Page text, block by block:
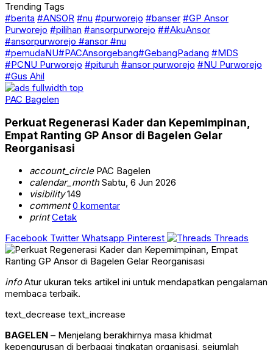
Trending Tags
#berita #ANSOR #nu #purworejo #banser #GP Ansor
Purworejo #pilihan #ansorpurworejo ##AkuAnsor
#ansorpurworejo #ansor #nu
#pemudaNU#PACAnsorgebang#GebangPadang #MDS
#PCNU Purworejo #pituruh #ansor purworejo #NU Purworejo
#Gus Ahil
PAC Bagelen
Perkuat Regenerasi Kader dan Kepemimpinan,
Empat Ranting GP Ansor di Bagelen Gelar
Reorganisasi
account_circlePAC Bagelen
calendar_monthSabtu, 6 Jun 2026
visibility149
comment 0 komentar
print Cetak
Facebook Twitter Whatsapp Pinterest Threads
infoAtur ukuran teks artikel ini untuk mendapatkan pengalaman
membaca terbaik.
text_decrease text_increase
BAGELEN – Menjelang berakhirnya masa khidmat
kepengurusan di berbagai tingkatan organisasi, sejumlah